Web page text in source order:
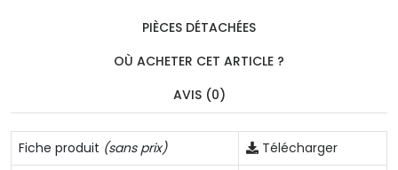
PIÈCES DÉTACHÉES
OÙ ACHETER CET ARTICLE ?
AVIS (0)
Fiche produit (sans prix)
Télécharger